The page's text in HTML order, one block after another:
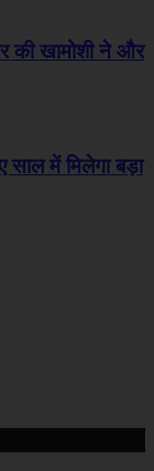
की खामोशी ने और
में मिलेगा बड़ा